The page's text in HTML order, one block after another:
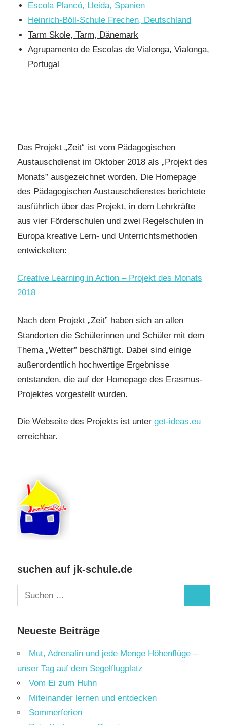
Escola Plancó, Lleida, Spanien
Heinrich-Böll-Schule Frechen, Deutschland
Tarm Skole, Tarm, Dänemark
Agrupamento de Escolas de Vialonga, Vialonga,
Portugal
Das Projekt „Zeit“ ist vom Pädagogischen
Austauschdienst im Oktober 2018 als „Projekt des
Monats” ausgezeichnet worden. Die Homepage
des Pädagogischen Austauschdienstes berichtete
ausführlich über das Projekt, in dem Lehrkräfte
aus vier Förderschulen und zwei Regelschulen in
Europa kreative Lern- und Unterrichtsmethoden
entwickelten:
Creative Learning in Action – Projekt des Monats
2018
Nach dem Projekt „Zeit” haben sich an allen
Standorten die Schülerinnen und Schüler mit dem
Thema „Wetter” beschäftigt. Dabei sind einige
außerordentlich hochwertige Ergebnisse
entstanden, die auf der Homepage des Erasmus-
Projektes vorgestellt wurden.
Die Webseite des Projekts ist unter get-ideas.eu
erreichbar.
suchen auf jk-schule.de
Suchen
nach:
Neueste Beiträge
Mut, Adrenalin und jede Menge Höhenflüge –
unser Tag auf dem Segelflugplatz
Vom Ei zum Huhn
Miteinander lernen und entdecken
Sommerferien